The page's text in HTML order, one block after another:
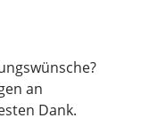
an
Dank.